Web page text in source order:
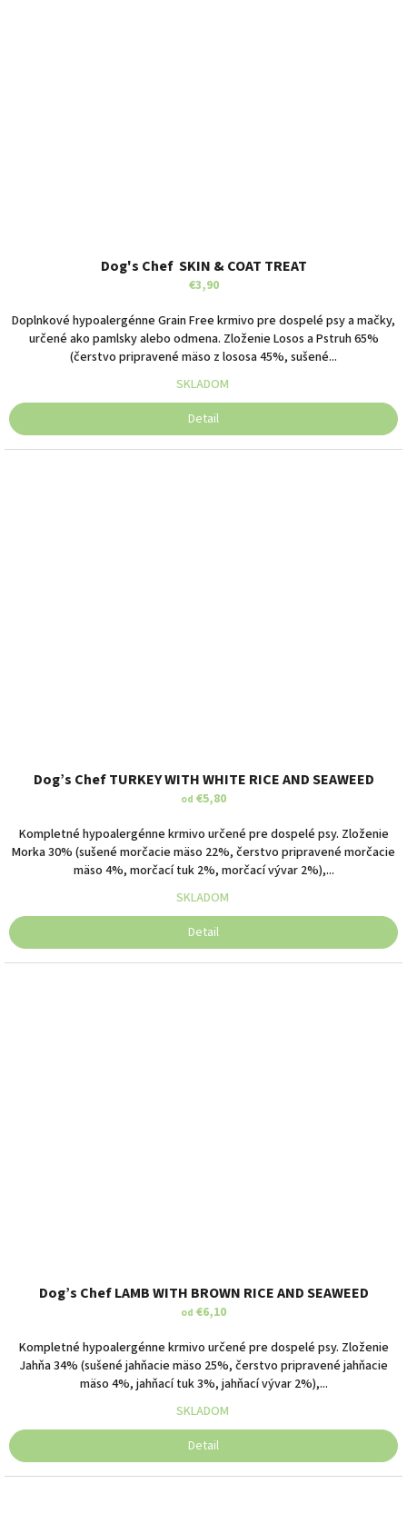
DOG'S CHEF
Dog's Chef SKIN & COAT TREAT
€3,90
Doplnkové hypoalergénne Grain Free krmivo pre dospelé psy a mačky,
určené ako pamlsky alebo odmena. Zloženie Losos a Pstruh 65%
(čerstvo pripravené mäso z lososa 45%, sušené...
SKLADOM
Detail
Dog’s Chef TURKEY WITH WHITE RICE AND SEAWEED
od €5,80
Kompletné hypoalergénne krmivo určené pre dospelé psy. Zloženie
Morka 30% (sušené morčacie mäso 22%, čerstvo pripravené morčacie
mäso 4%, morčací tuk 2%, morčací vývar 2%),...
SKLADOM
Detail
Dog’s Chef LAMB WITH BROWN RICE AND SEAWEED
od €6,10
Kompletné hypoalergénne krmivo určené pre dospelé psy. Zloženie
Jahňa 34% (sušené jahňacie mäso 25%, čerstvo pripravené jahňacie
mäso 4%, jahňací tuk 3%, jahňací vývar 2%),...
SKLADOM
Detail